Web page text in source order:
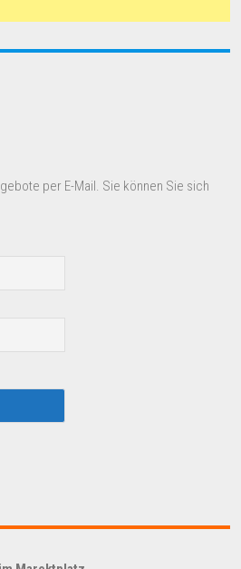
per E-Mail. Sie können Sie sich